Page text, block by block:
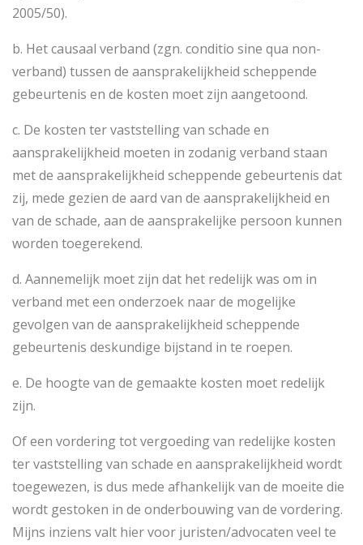
2005/50).
b. Het causaal verband (zgn. conditio sine qua non-
verband) tussen de aansprakelijkheid scheppende
gebeurtenis en de kosten moet zijn aangetoond.
c. De kosten ter vaststelling van schade en
aansprakelijkheid moeten in zodanig verband staan
met de aansprakelijkheid scheppende gebeurtenis dat
zij, mede gezien de aard van de aansprakelijkheid en
van de schade, aan de aansprakelijke persoon kunnen
worden toegerekend.
d. Aannemelijk moet zijn dat het redelijk was om in
verband met een onderzoek naar de mogelijke
gevolgen van de aansprakelijkheid scheppende
gebeurtenis deskundige bijstand in te roepen.
e. De hoogte van de gemaakte kosten moet redelijk
zijn.
Of een vordering tot vergoeding van redelijke kosten
ter vaststelling van schade en aansprakelijkheid wordt
toegewezen, is dus mede afhankelijk van de moeite die
wordt gestoken in de onderbouwing van de vordering.
Mijns inziens valt hier voor juristen/advocaten veel te